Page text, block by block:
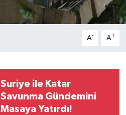
A- A+
Suriye ile Katar
Savunma Gündemini
Masaya Yatırdı!